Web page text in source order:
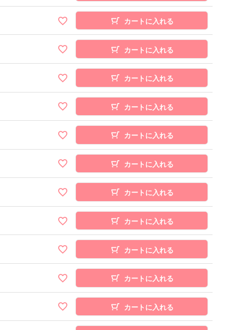
カートに入れる
カートに入れる
カートに入れる
カートに入れる
カートに入れる
カートに入れる
カートに入れる
カートに入れる
カートに入れる
カートに入れる
カートに入れる